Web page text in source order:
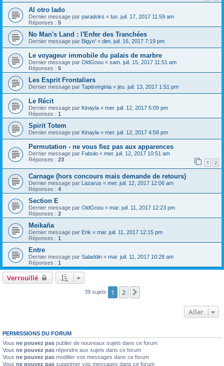
Al otro lado
Dernier message par paradoks « lun. juil. 17, 2017 11:59 am
Réponses : 5
No Man's Land : l'Enfer des Tranchées
Dernier message par Bigyo' « dim. juil. 16, 2017 7:19 pm
Le voyageur immobile du palais de marbre
Dernier message par OldGnou « sam. juil. 15, 2017 11:51 am
Réponses : 5
Les Esprit Frontaliers
Dernier message par Tapisvirginia « jeu. juil. 13, 2017 1:51 pm
Le Récit
Dernier message par Kinayla « mer. juil. 12, 2017 5:09 pm
Réponses : 1
Spirit Totem
Dernier message par Kinayla « mer. juil. 12, 2017 4:58 pm
Permutation - ne vous fiez pas aux apparences
Dernier message par Fabulo « mer. juil. 12, 2017 10:51 am
Réponses : 23 1 2
Carnage (hors concours mais demande de retours)
Dernier message par Lazarus « mer. juil. 12, 2017 12:06 am
Réponses : 4
Section E
Dernier message par OldGnou « mar. juil. 11, 2017 12:23 pm
Réponses : 2
Meikaña
Dernier message par Erik « mar. juil. 11, 2017 12:15 pm
Réponses : 1
Entre
Dernier message par Saladdin « mar. juil. 11, 2017 10:28 am
Réponses : 1
Verrouillé
39 sujets 1 2
Aller
PERMISSIONS DU FORUM
Vous ne pouvez pas publier de nouveaux sujets dans ce forum
Vous ne pouvez pas répondre aux sujets dans ce forum
Vous ne pouvez pas modifier vos messages dans ce forum
Vous ne pouvez pas supprimer vos messages dans ce forum